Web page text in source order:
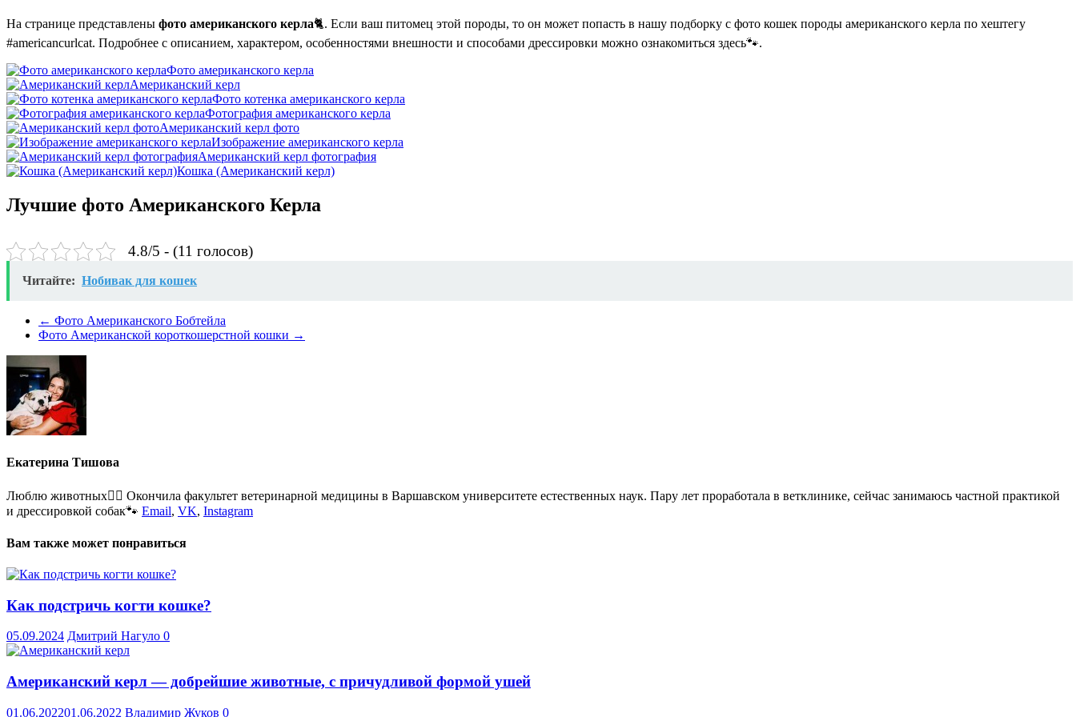
На странице представлены фото американского керла🐈. Если ваш питомец этой породы, то он может попасть в нашу подборку с фото кошек породы американского керла по хештегу
#americancurlcat. Подробнее с описанием, характером, особенностями внешности и способами дрессировки можно ознакомиться здесь🐾.
Фото американского керла
Американский керл
Фото котенка американского керла
Фотография американского керла
Американский керл фото
Изображение американского керла
Американский керл фотография
Кошка (Американский керл)
Лучшие фото Американского Керла
4.8/5 - (11 голосов)
Читайте: Нобивак для кошек
← Фото Американского Бобтейла
Фото Американской короткошерстной кошки →
Екатерина Тишова
Люблю животных🐕‍🦺 Окончила факультет ветеринарной медицины в Варшавском университете естественных наук. Пару лет проработала в ветклинике, сейчас занимаюсь частной практикой
и дрессировкой собак🐾 Email, VK, Instagram
Вам также может понравиться
Как подстричь когти кошке?
05.09.2024 Дмитрий Нагуло 0
Американский керл — добрейшие животные, с причудливой формой ушей
01.06.202201.06.2022 Владимир Жуков 0